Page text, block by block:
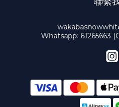
Whatsapp: 61265663